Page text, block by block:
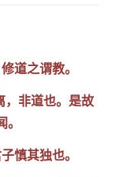
道之谓教。
非道也。是故
慎其独也。